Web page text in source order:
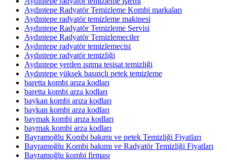
Aydıntepe Radyatör Temizleme Kombi markaları
Aydıntepe radyatör temizleme makinesi
Aydıntepe Radyatör Temizleme Servisi
Aydıntepe Radyatör Temizlemeciler
Aydıntepe radyatör temizlemecisi
Aydıntepe radyatör temizliği
Aydıntepe yerden ısıtma tesisat temizliği
Aydıntepe yüksek basınçlı petek temizleme
baretta kombi arıza kodları
baretta kombi arza kodları
baykan kombi arıza kodları
baykan kombi arza kodları
baymak kombi arıza kodları
baymak kombi arza kodları
Bayramoğlu Kombi bakımı ve petek Temizliği Fiyatları
Bayramoğlu Kombi bakımı ve Radyatör Temizliği Fiyatları
Bayramoğlu kombi firması